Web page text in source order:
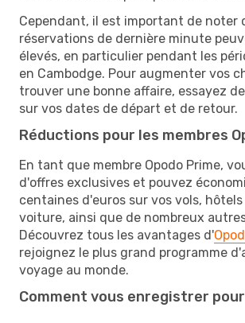
Cependant, il est important de noter
réservations de dernière minute
élevés, en particulier pendant les
en Cambodge. Pour augmenter vos
trouver une bonne affaire, essayez
sur vos dates de départ et de retour.
Réductions pour les membres
En tant que membre Opodo Prime,
d'offres exclusives et pouvez
centaines d'euros sur vos vols,
voiture, ainsi que de nombreux
Découvrez tous les avantages d'
rejoignez le plus grand programme
voyage au monde.
Comment vous enregistrer